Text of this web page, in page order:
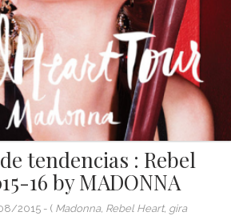
tendencias : Rebel
16 by MADONNA
2015 - ( Madonna, Rebel Heart, gira